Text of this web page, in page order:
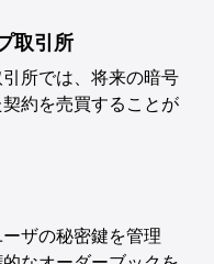
取引所
所では、将来の暗号
約を売買することが
ザの秘密鍵を管理